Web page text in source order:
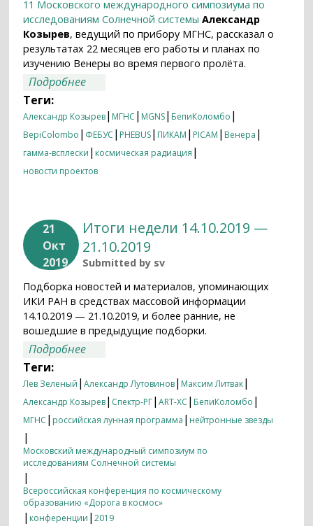
11 Московского международного симпозиума по
исследованиям Солнечной системы Александр
Козырев, ведущий по прибору МГНС, рассказал о
результатах 22 месяцев его работы и планах по
изучению Венеры во время первого пролёта.
Подробнее
Теги:
Александр Козырев| МГНС | MGNS| БепиКоломбо |
BepiColombo | ФЕБУС | PHEBUS| ПИКАМ | PICAM | Венера |
гамма-всплески | космическая радиация |
новости проектов
21
Окт
2019
Итоги недели 14.10.2019 —
21.10.2019
Submitted by sv
Подборка новостей и материалов, упоминающих
ИКИ РАН в средствах массовой информации
14.10.2019 — 21.10.2019, и более ранние, не
вошедшие в предыдущие подборки.
Подробнее
Теги:
Лев Зеленый |Александр Лутовинов| Максим Литвак|
Александр Козырев| Спектр-РГ|ART-XC | БепиКоломбо |
МГНС | российская лунная программа | нейтронные звезды
|
Московский международный симпозиум по
исследованиям Солнечной системы
|
Всероссийская конференция по космическому
образованию «Дорога в космос»
| конференции |2019